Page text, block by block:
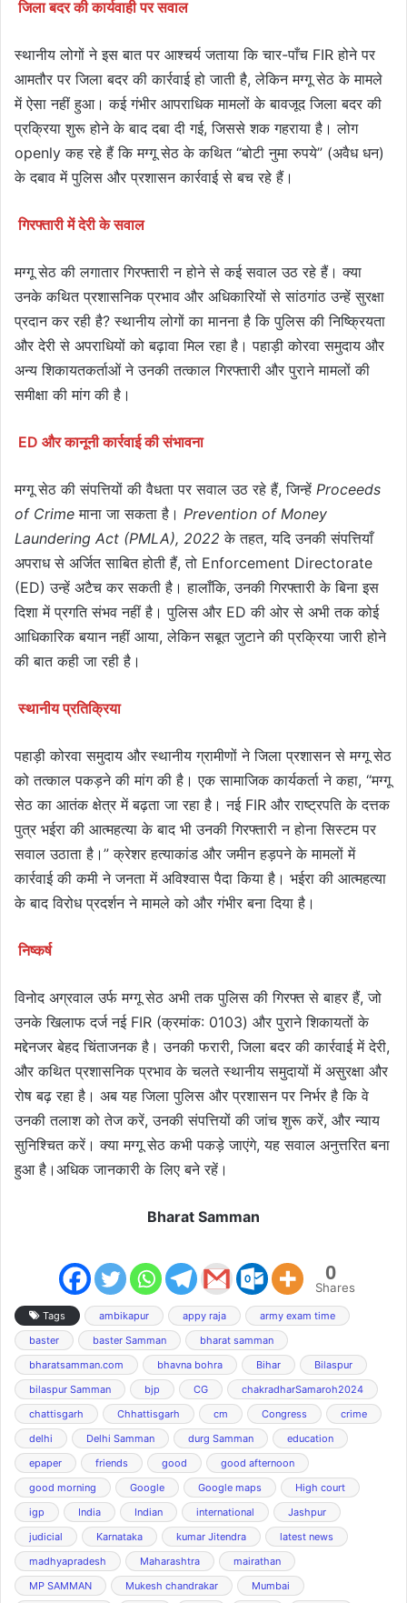
जिला बदर की कार्यवाही पर सवाल
स्थानीय लोगों ने इस बात पर आश्चर्य जताया कि चार-पाँच FIR होने पर
आमतौर पर जिला बदर की कार्रवाई हो जाती है, लेकिन मग्गू सेठ के मामले
में ऐसा नहीं हुआ। कई गंभीर आपराधिक मामलों के बावजूद जिला बदर की
प्रक्रिया शुरू होने के बाद दबा दी गई, जिससे शक गहराया है। लोग
openly कह रहे हैं कि मग्गू सेठ के कथित “बोटी नुमा रुपये” (अवैध धन)
के दबाव में पुलिस और प्रशासन कार्रवाई से बच रहे हैं।
गिरफ्तारी में देरी के सवाल
मग्गू सेठ की लगातार गिरफ्तारी न होने से कई सवाल उठ रहे हैं। क्या
उनके कथित प्रशासनिक प्रभाव और अधिकारियों से सांठगांठ उन्हें सुरक्षा
प्रदान कर रही है? स्थानीय लोगों का मानना है कि पुलिस की निष्क्रियता
और देरी से अपराधियों को बढ़ावा मिल रहा है। पहाड़ी कोरवा समुदाय और
अन्य शिकायतकर्ताओं ने उनकी तत्काल गिरफ्तारी और पुराने मामलों की
समीक्षा की मांग की है।
ED और कानूनी कार्रवाई की संभावना
मग्गू सेठ की संपत्तियों की वैधता पर सवाल उठ रहे हैं, जिन्हें Proceeds
of Crime माना जा सकता है। Prevention of Money
Laundering Act (PMLA), 2022 के तहत, यदि उनकी संपत्तियाँ
अपराध से अर्जित साबित होती हैं, तो Enforcement Directorate
(ED) उन्हें अटैच कर सकती है। हालाँकि, उनकी गिरफ्तारी के बिना इस
दिशा में प्रगति संभव नहीं है। पुलिस और ED की ओर से अभी तक कोई
आधिकारिक बयान नहीं आया, लेकिन सबूत जुटाने की प्रक्रिया जारी होने
की बात कही जा रही है।
स्थानीय प्रतिक्रिया
पहाड़ी कोरवा समुदाय और स्थानीय ग्रामीणों ने जिला प्रशासन से मग्गू सेठ
को तत्काल पकड़ने की मांग की है। एक सामाजिक कार्यकर्ता ने कहा, “मग्गू
सेठ का आतंक क्षेत्र में बढ़ता जा रहा है। नई FIR और राष्ट्रपति के दत्तक
पुत्र भईरा की आत्महत्या के बाद भी उनकी गिरफ्तारी न होना सिस्टम पर
सवाल उठाता है।” क्रेशर हत्याकांड और जमीन हड़पने के मामलों में
कार्रवाई की कमी ने जनता में अविश्वास पैदा किया है। भईरा की आत्महत्या
के बाद विरोध प्रदर्शन ने मामले को और गंभीर बना दिया है।
निष्कर्ष
विनोद अग्रवाल उर्फ मग्गू सेठ अभी तक पुलिस की गिरफ्त से बाहर हैं, जो
उनके खिलाफ दर्ज नई FIR (क्रमांक: 0103) और पुराने शिकायतों के
मद्देनजर बेहद चिंताजनक है। उनकी फरारी, जिला बदर की कार्रवाई में देरी,
और कथित प्रशासनिक प्रभाव के चलते स्थानीय समुदायों में असुरक्षा और
रोष बढ़ रहा है। अब यह जिला पुलिस और प्रशासन पर निर्भर है कि वे
उनकी तलाश को तेज करें, उनकी संपत्तियों की जांच शुरू करें, और न्याय
सुनिश्चित करें। क्या मग्गू सेठ कभी पकड़े जाएंगे, यह सवाल अनुत्तरित बना
हुआ है।अधिक जानकारी के लिए बने रहें।
Bharat Samman
0
Shares
Tags ambikapur appy raja
army exam time
baster
baster Samman
bharat samman
bharatsamman.com
bhavna bohra Bihar
Bilaspur
bilaspur Samman
bjp CG
chakradharSamaroh2024
chattisgarh
Chhattisgarh cm Congress
crime
delhi
Delhi Samman durg Samman
education
epaper
friends good
good afternoon
good morning
Google Google maps
High court
igp
India Indian international
Jashpur
judicial
Karnataka kumar Jitendra
latest news
madhyapradesh
Maharashtra
mairathan
MP SAMMAN
Mukesh chandrakar
Mumbai